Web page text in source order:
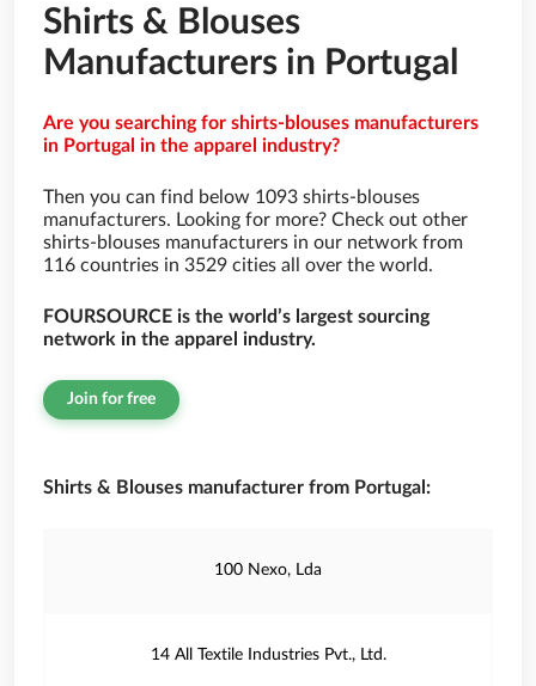
Shirts & Blouses
Manufacturers in Portugal
Are you searching for shirts-blouses manufacturers
in Portugal in the apparel industry?
Then you can find below 1093 shirts-blouses
manufacturers. Looking for more? Check out other
shirts-blouses manufacturers in our network from
116 countries in 3529 cities all over the world.
FOURSOURCE is the world’s largest sourcing
network in the apparel industry.
Join for free
Shirts & Blouses manufacturer from Portugal:
100 Nexo, Lda
14 All Textile Industries Pvt., Ltd.